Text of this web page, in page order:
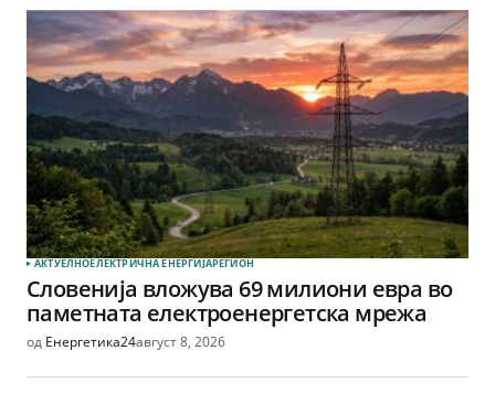
АКТУЕЛНОЕЛЕКТРИЧНА ЕНЕРГИЈАРЕГИОН
Словенија вложува 69 милиони евра во
паметната електроенергетска мрежа
од Енергетика24август 8, 2026